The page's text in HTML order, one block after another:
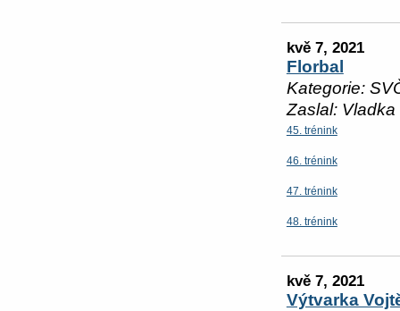
kvě 7, 2021
Florbal
Kategorie:
Zaslal: Vladka
45. trénink
46. trénink
47. trénink
48. trénink
kvě 7, 2021
Výtvarka